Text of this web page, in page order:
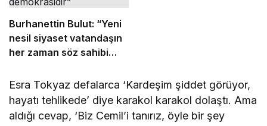
Burhanettin Bulut: “Yeni
nesil siyaset vatandaşın
her zaman söz sahibi
demokrasidir”
Esra Tokyaz defalarca ‘Kardeşim şiddet görüyor,
hayatı tehlikede’ diye karakol karakol dolaştı. Ama
aldığı cevap, ‘Biz Cemil’i tanırız, öyle bir şey